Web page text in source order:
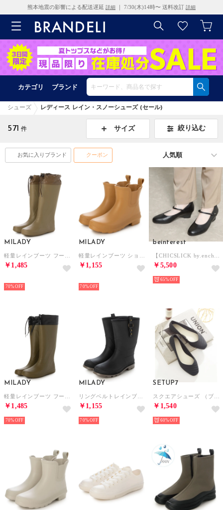
熊本地震の影響による配送遅延 詳細 ｜ 7/30(木)14時〜 送料改訂 詳細
カテゴリ ブランド
シューズ レディース レイン・スノーシューズ (セール)
571 件 サイズ 絞り込む
お気に入りブランド クーポン
MILADY
￥1,485
70%
MILADY
￥1,155
70%
beinterest
￥5,500
65%
MILADY
￥1,485
70%
MILADY
￥1,155
70%
SETUP7
￥1,540
60%